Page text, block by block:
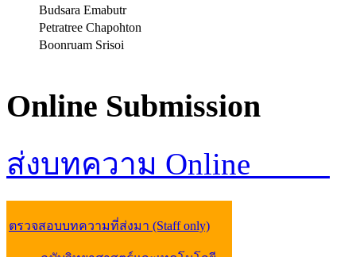
Budsara Emabutr
Petratree Chapohton
Boonruam Srisoi
Online Submission
ส่งบทความ Online
ตรวจสอบบทความที่ส่งมา (Staff only)